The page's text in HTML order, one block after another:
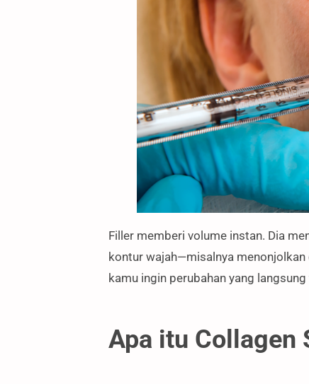
Filler memberi volume instan. Dia
kontur wajah—misalnya
kamu ingin perubahan yang
Apa itu Collagen